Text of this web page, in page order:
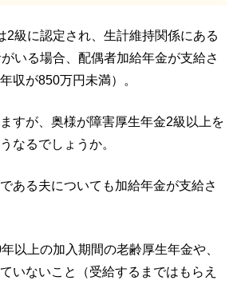
2級に認定され、生計維持関係にある
いる場合、配偶者加給年金が支給さ
収が850万円未満）。
すが、奥様が障害厚生年金2級以上を
なるでしょうか。
ある夫についても加給年金が支給さ
以上の加入期間の老齢厚生年金や、
いないこと（受給するまではもらえ